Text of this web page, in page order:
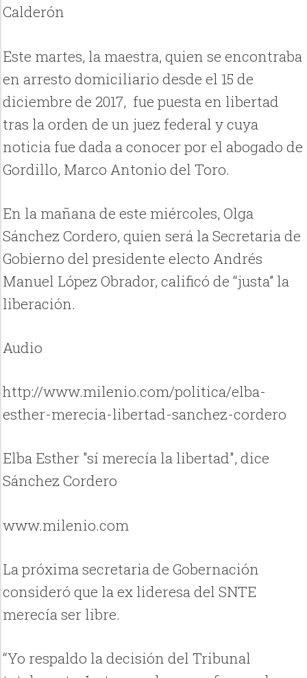
Calderón
Este martes, la maestra, quien se encontraba
en arresto domiciliario desde el 15 de
diciembre de 2017, fue puesta en libertad
tras la orden de un juez federal y cuya
noticia fue dada a conocer por el abogado de
Gordillo, Marco Antonio del Toro.
En la mañana de este miércoles, Olga
Sánchez Cordero, quien será la Secretaria de
Gobierno del presidente electo Andrés
Manuel López Obrador, calificó de “justa” la
liberación.
Audio
http://www.milenio.com/politica/elba-
esther-merecia-libertad-sanchez-cordero
Elba Esther "sí merecía la libertad", dice
Sánchez Cordero
www.milenio.com
La próxima secretaria de Gobernación
consideró que la ex lideresa del SNTE
merecía ser libre.
“Yo respaldo la decisión del Tribunal